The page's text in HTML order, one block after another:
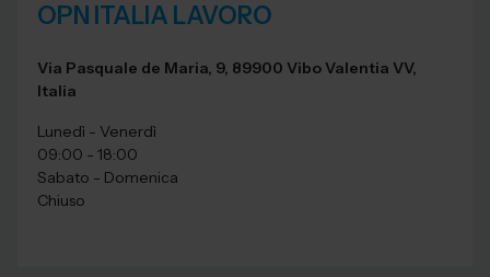
OPN ITALIA LAVORO
Via Pasquale de Maria, 9, 89900 Vibo Valentia VV,
Italia
Lunedì - Venerdì
09:00 - 18:00
Sabato - Domenica
Chiuso